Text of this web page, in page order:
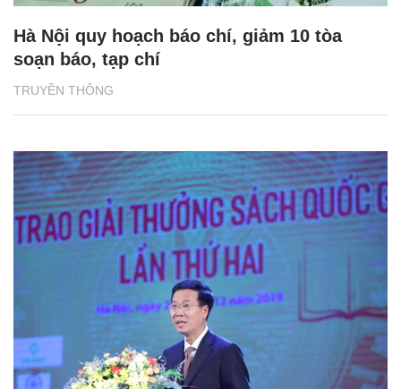
TRUYỀN THÔNG
Hà Nội quy hoạch báo chí, giảm 10 tòa
soạn báo, tạp chí